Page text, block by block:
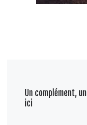
Un complément,
ici